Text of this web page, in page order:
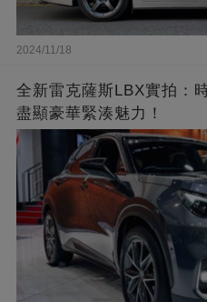
2024/11/18
全新雷克薩斯LBX實拍：
盡顯豪華緊湊魅力！